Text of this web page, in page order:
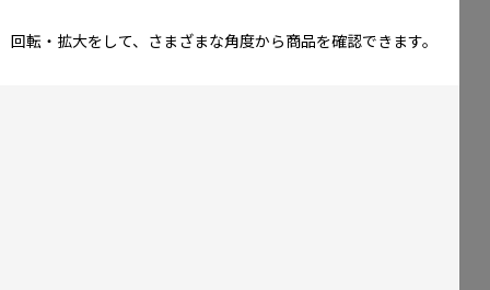
回転・拡大をして、さまざまな角度から商品を確認できます。